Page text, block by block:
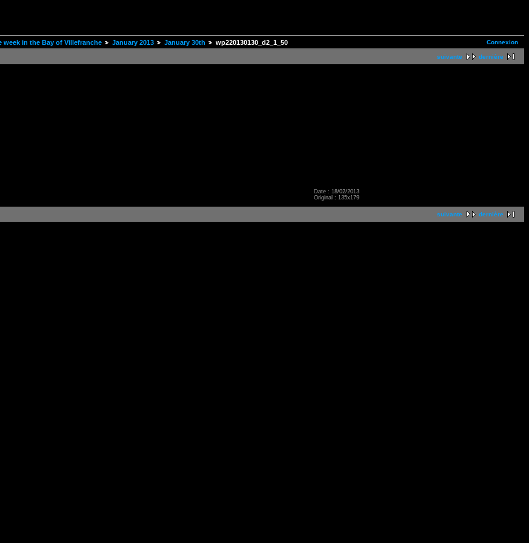
Connexion
in the Bay of Villefranche January 2013 January 30th wp220130130_d2_1_50
suivante dernière
Date : 18/02/2013
Original : 135x179
suivante dernière